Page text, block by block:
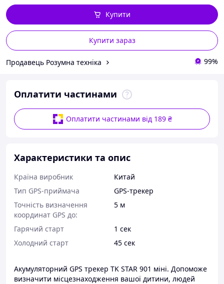
Купити зараз
Купити
Продавець Розумна техніка 99%
Оплатити частинами
Оплатити частинами від 189 ₴
Характеристики та опис
Країна виробник
Китай
Тип GPS-приймача
GPS-трекер
Точність визначення
координат GPS до:
5 м
Гарячий старт
1 сек
Холодний старт
45 сек
Акумуляторний GPS трекер TK STAR 901 міні. Допоможе
визначити місцезнаходження вашої дитини, людей